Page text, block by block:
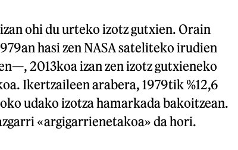
ohi du urteko izotz gutxien. Orain
hasi zen NASA sateliteko irudien
2013koa izan zen izotz gutxieneko
Ikertzaileen arabera, 1979tik %12,6
udako izotza hamarkada bakoitzean.
«argigarrienetakoa» da hori.